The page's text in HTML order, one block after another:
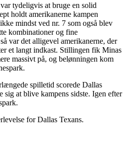
tydeligvis at bruge en solid
holdt amerikanerne kampen
mindst ved nr. 7 som også blev
kombinationer og fine
var det alligevel amerikanerne, der
et langt indkast. Stillingen fik Minas
massivt på, og belønningen kom
spilletid scorede Dallas
sig at blive kampens sidste. Igen efter
for Dallas Texans.